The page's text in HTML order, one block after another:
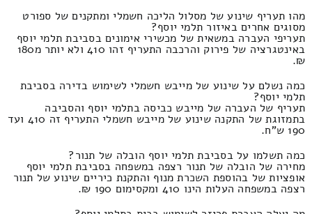
מהו תעריף שינוע של מסלול הליכה חשמלי ומתקנים של ספורט
מסוגים אחרים באיזור תלמי יוסף?
תעריפי העברה במשאית של מכשירי אימונים בסביבת תלמי יוסף
באינטגרציה של פירוק והרכבה התעריף זהו 410 ולא יותר מ180
₪.
כמה נשלם על שינוע של מייבש חשמלי לשימוש בדירה בסביבת
תלמי יוסף?
תעריף של העברה של מייבש כביסה בתלמי יוסף והסביבה
בתמזוגת של התקנה שינוע של מייבש חשמלי התעריף זה 410 ועד
190 ש"ח.
כמה תשלמו על בסביבת תלמי יוסף הובלה של תנור?
מחירה של הובלה של תנור רצפה במשפחה בסביבת תלמי יוסף
אופציות של בהוספת השכרת מנוף והתקנת כיריים שינוע של תנור
רצפה במשפחה העלות הינו 410 ומקסימום 190 ₪.